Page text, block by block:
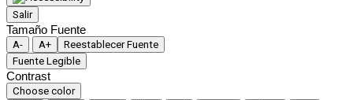
Salir
Tamaño Fuente
A- A+
Reestablecer Fuente
Fuente Legible
Contrast
Choose color